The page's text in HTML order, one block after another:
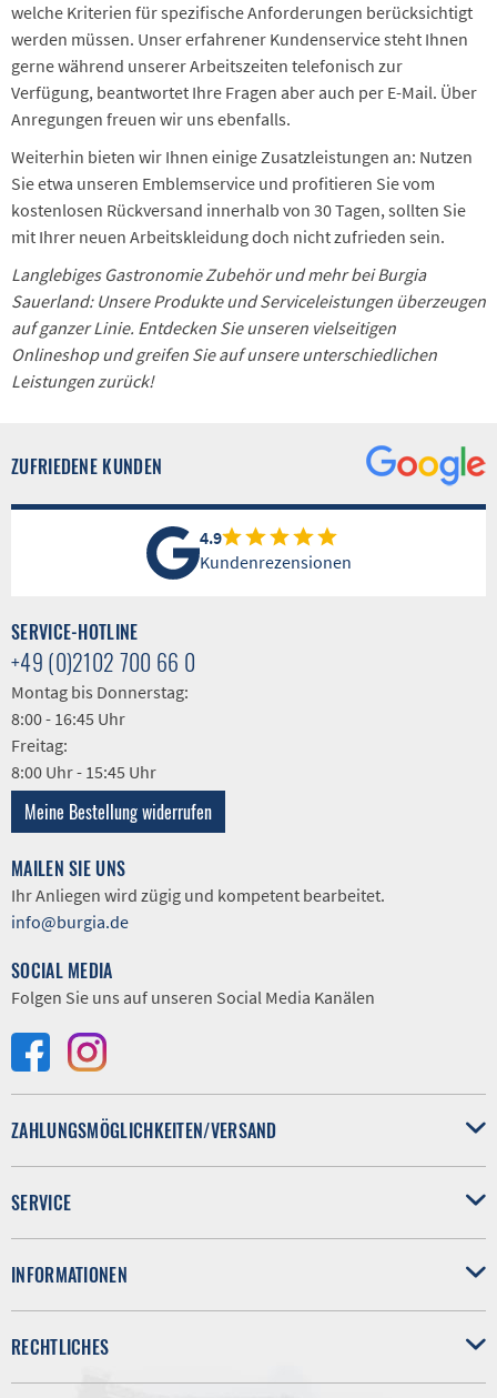
welche Kriterien für spezifische Anforderungen berücksichtigt
werden müssen. Unser erfahrener Kundenservice steht Ihnen
gerne während unserer Arbeitszeiten telefonisch zur
Verfügung, beantwortet Ihre Fragen aber auch per E-Mail. Über
Anregungen freuen wir uns ebenfalls.
Weiterhin bieten wir Ihnen einige Zusatzleistungen an: Nutzen
Sie etwa unseren Emblemservice und profitieren Sie vom
kostenlosen Rückversand innerhalb von 30 Tagen, sollten Sie
mit Ihrer neuen Arbeitskleidung doch nicht zufrieden sein.
Langlebiges Gastronomie Zubehör und mehr bei Burgia
Sauerland: Unsere Produkte und Serviceleistungen überzeugen
auf ganzer Linie. Entdecken Sie unseren vielseitigen
Onlineshop und greifen Sie auf unsere unterschiedlichen
Leistungen zurück!
ZUFRIEDENE KUNDEN
4.9
Kundenrezensionen
SERVICE-HOTLINE
+49 (0)2102 700 66 0
Montag bis Donnerstag:
8:00 - 16:45 Uhr
Freitag:
8:00 Uhr - 15:45 Uhr
Meine Bestellung widerrufen
MAILEN SIE UNS
Ihr Anliegen wird zügig und kompetent bearbeitet.
info@burgia.de
SOCIAL MEDIA
Folgen Sie uns auf unseren Social Media Kanälen
ZAHLUNGSMÖGLICHKEITEN/VERSAND
SERVICE
INFORMATIONEN
RECHTLICHES